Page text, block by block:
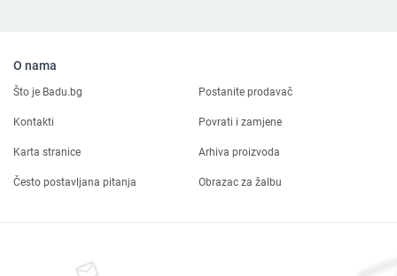
O nama
Što je Badu.bg Postanite prodavač
Kontakti Povrati i zamjene
Karta stranice Arhiva proizvoda
Često postavljana pitanja Obrazac za žalbu